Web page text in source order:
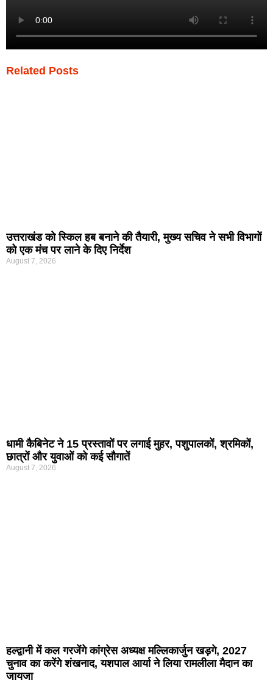
Related Posts
उत्तराखंड को स्किल हब बनाने की तैयारी, मुख्य सचिव ने सभी विभागों
को एक मंच पर लाने के दिए निर्देश
August 7, 2026
धामी कैबिनेट ने 15 प्रस्तावों पर लगाई मुहर, पशुपालकों, श्रमिकों,
छात्रों और युवाओं को कई सौगातें
August 7, 2026
हल्द्वानी में कल गरजेंगे कांग्रेस अध्यक्ष मल्लिकार्जुन खड़गे, 2027
चुनाव का करेंगे शंखनाद, यशपाल आर्या ने लिया रामलीला मैदान का
जायजा